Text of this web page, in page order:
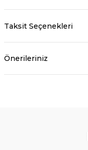
Taksit Seçenekleri
Önerileriniz